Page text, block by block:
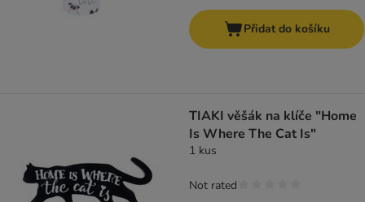
Přidat do košíku
TIAKI věšák na klíče "Home
Is Where The Cat Is"
1 kus
Not rated